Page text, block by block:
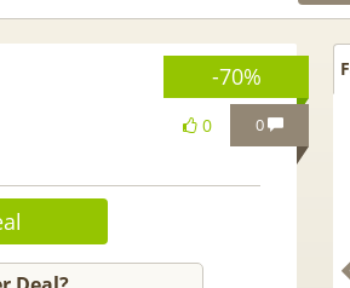
-70%
0
0